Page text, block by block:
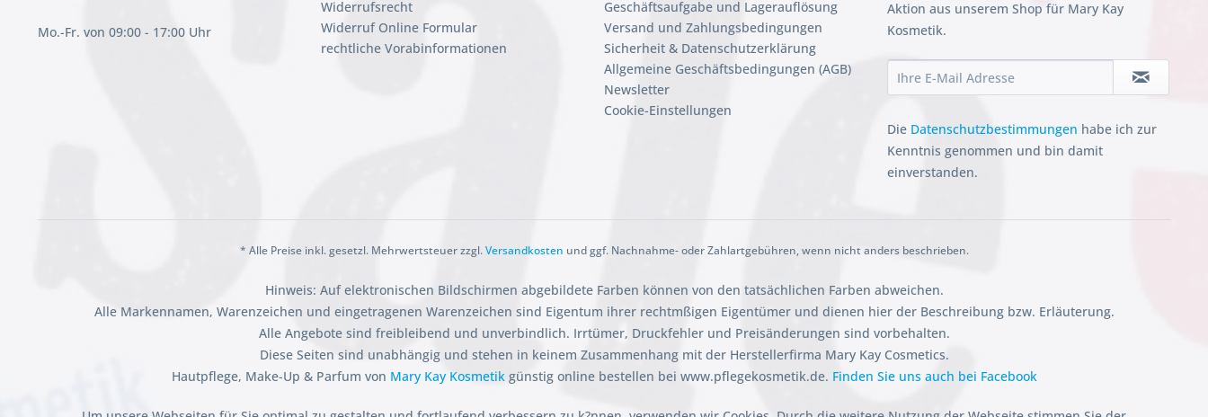
Mo.-Fr. von 09:00 - 17:00 Uhr
Widerrufsrecht
Widerruf Online Formular
rechtliche Vorabinformationen
Geschäftsaufgabe und Lagerauflösung
Versand und Zahlungsbedingungen
Sicherheit & Datenschutzerklärung
Allgemeine Geschäftsbedingungen (AGB)
Newsletter
Cookie-Einstellungen
Aktion aus unserem Shop für Mary Kay
Kosmetik.
Die Datenschutzbestimmungen habe ich zur
Kenntnis genommen und bin damit
einverstanden.
* Alle Preise inkl. gesetzl. Mehrwertsteuer zzgl.Versandkosten und ggf. Nachnahme- oder Zahlartgebühren, wenn nicht anders beschrieben.
Hinweis: Auf elektronischen Bildschirmen abgebildete Farben können von den tatsächlichen Farben abweichen.
Alle Markennamen, Warenzeichen und eingetragenen Warenzeichen sind Eigentum ihrer rechtmßigen Eigentümer und dienen hier der Beschreibung bzw. Erläuterung.
Alle Angebote sind freibleibend und unverbindlich. Irrtümer, Druckfehler und Preisänderungen sind vorbehalten.
Diese Seiten sind unabhängig und stehen in keinem Zusammenhang mit der Herstellerfirma Mary Kay Cosmetics.
Hautpflege, Make-Up & Parfum von Mary Kay Kosmetik günstig online bestellen bei www.pflegekosmetik.de. Finden Sie uns auch bei Facebook